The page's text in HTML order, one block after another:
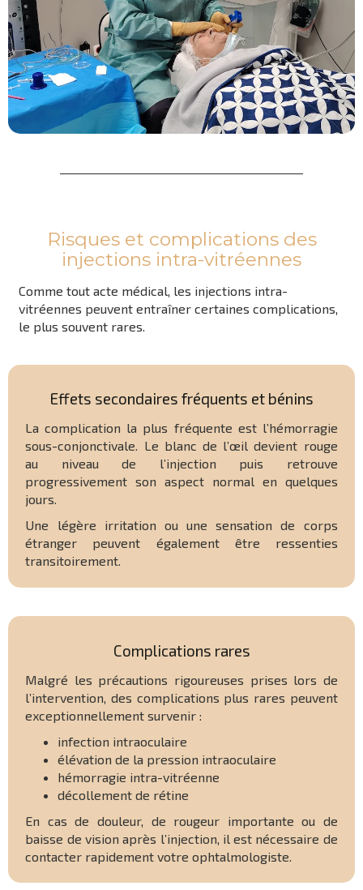
Risques et complications des
injections intra-vitréennes
Comme tout acte médical, les injections intra-
vitréennes peuvent entraîner certaines complications,
le plus souvent rares.
Effets secondaires fréquents et bénins
La complication la plus fréquente est l’hémorragie
sous-conjonctivale. Le blanc de l’œil devient rouge
au niveau de l’injection puis retrouve
progressivement son aspect normal en quelques
jours.
Une légère irritation ou une sensation de corps
étranger peuvent également être ressenties
transitoirement.
Complications rares
Malgré les précautions rigoureuses prises lors de
l’intervention, des complications plus rares peuvent
exceptionnellement survenir :
infection intraoculaire
élévation de la pression intraoculaire
hémorragie intra-vitréenne
décollement de rétine
En cas de douleur, de rougeur importante ou de
baisse de vision après l’injection, il est nécessaire de
contacter rapidement votre ophtalmologiste.